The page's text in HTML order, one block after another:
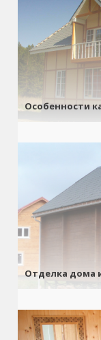
Особенности
Отделка дома